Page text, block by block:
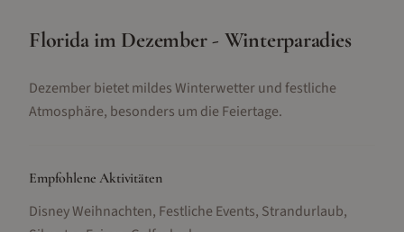
Florida im Dezember - Winterparadies
Dezember bietet mildes Winterwetter und festliche
Atmosphäre, besonders um die Feiertage.
Empfohlene Aktivitäten
Disney Weihnachten, Festliche Events, Strandurlaub,